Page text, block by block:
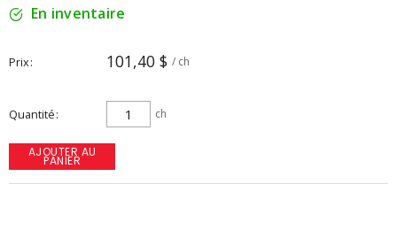
En inventaire
Prix 101,40 $ / ch
Quantité ch
AJOUTER AU
PANIER